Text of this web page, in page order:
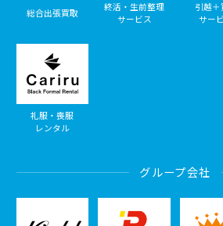
総合出張買取
終活・生前整理
サービス
引越＋
サー
礼服・喪服
レンタル
グループ会社